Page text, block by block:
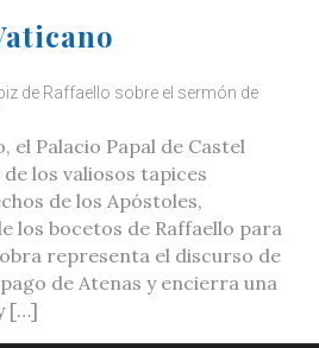
de Raffaello sobre el sermón de
el Palacio Papal de Castel
los valiosos tapices
de los Apóstoles,
los bocetos de Raffaello para
representa el discurso de
de Atenas y encierra una
[…]